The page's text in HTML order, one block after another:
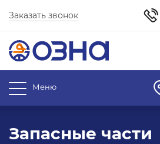
Заказать звонок
Меню
Запасные части